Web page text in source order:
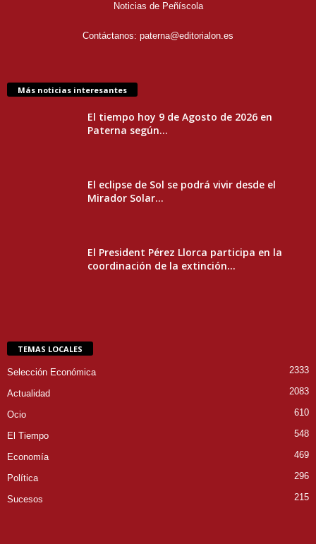
Noticias de Peñíscola
Contáctanos: paterna@editorialon.es
Más noticias interesantes
El tiempo hoy 9 de Agosto de 2026 en
Paterna según...
El eclipse de Sol se podrá vivir desde el
Mirador Solar...
El President Pérez Llorca participa en la
coordinación de la extinción...
TEMAS LOCALES
Selección Económica 2333
Actualidad 2083
Ocio 610
El Tiempo 548
Economía 469
Política 296
Sucesos 215